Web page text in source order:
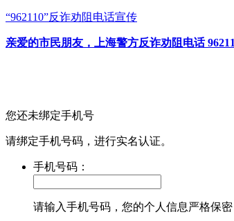
“962110”反诈劝阻电话宣传
亲爱的市民朋友，上海警方反诈劝阻电话
您还未绑定手机号
请绑定手机号码，进行实名认证。
手机号码：
请输入手机号码，您的个人信息严格保